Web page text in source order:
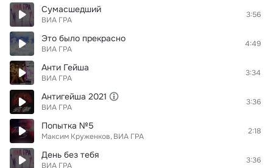
Сумасшедший
ВИА ГРА
3:56
Это было прекрасно
ВИА ГРА
4:49
Анти Гейша
ВИА ГРА
3:34
Антигейша 2021
ВИА ГРА
3:36
Попытка №5
Максим Круженков ВИА ГРА
2:18
День без тебя
ВИА ГРА
3:36